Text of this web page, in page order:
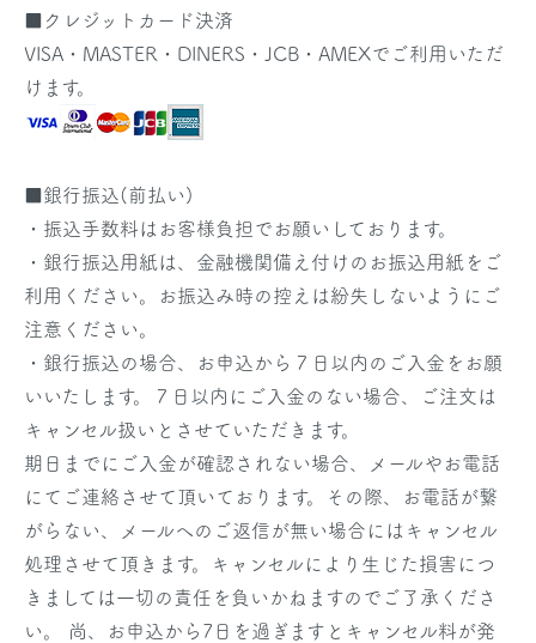
■クレジットカード決済
VISA・MASTER・DINERS・JCB・AMEXでご利用いただ
けます。
■銀行振込(前払い)
・振込手数料はお客様負担でお願いしております。
・銀行振込用紙は、金融機関備え付けのお振込用紙をご
利用ください。お振込み時の控えは紛失しないようにご
注意ください。
・銀行振込の場合、お申込から７日以内のご入金をお願
いいたします。７日以内にご入金のない場合、ご注文は
キャンセル扱いとさせていただきます。
期日までにご入金が確認されない場合、メールやお電話
にてご連絡させて頂いております。その際、お電話が繋
がらない、メールへのご返信が無い場合にはキャンセル
処理させて頂きます。キャンセルにより生じた損害につ
きましては一切の責任を負いかねますのでご了承くださ
い。 尚、お申込から7日を過ぎますとキャンセル料が発